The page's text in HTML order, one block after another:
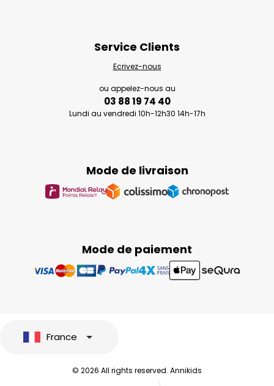
Mode de paiement
Mode de livraison
Service Clients
Ecrivez-nous
ou appelez-nous au
03 88 19 74 40
Lundi au vendredi 10h-12h30 14h-17h
France
© 2026 All rights reserved. Annikids